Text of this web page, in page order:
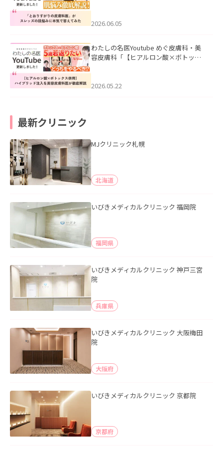
2026.06.05
わたしの名医Youtube めぐ皮膚科・美
容皮膚科「【ヒアルロン酸×ボトック
た。
2026.05.22
最新クリニック
MJクリニック札幌
北海道
いびきメディカルクリニック 福岡院
福岡県
いびきメディカルクリニック 神戸三宮
院
兵庫県
いびきメディカルクリニック 大阪梅田
院
大阪府
いびきメディカルクリニック 京都院
京都府